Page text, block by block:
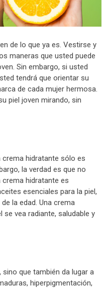
de lo que ya es. Vestirse y
maneras que usted puede
Sin embargo, si usted
tendrá que orientar su
de cada mujer hermosa.
piel joven mirando, sin
crema hidratante sólo es
la verdad es que no
hidratante es
esenciales para la piel,
la edad. Una crema
se vea radiante, saludable y
que también da lugar a
hiperpigmentación,